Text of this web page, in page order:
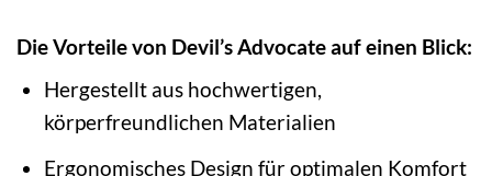
Die Vorteile von Devil’s Advocate auf einen Blick:
Hergestellt aus hochwertigen,
körperfreundlichen Materialien
Ergonomisches Design für optimalen Komfort